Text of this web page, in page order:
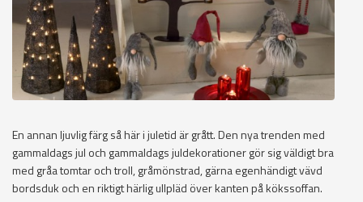
En annan ljuvlig färg så här i juletid är grått. Den nya trenden med
gammaldags jul och gammaldags juldekorationer gör sig väldigt bra
med gråa tomtar och troll, gråmönstrad, gärna egenhändigt vävd
bordsduk och en riktigt härlig ullpläd över kanten på kökssoffan.